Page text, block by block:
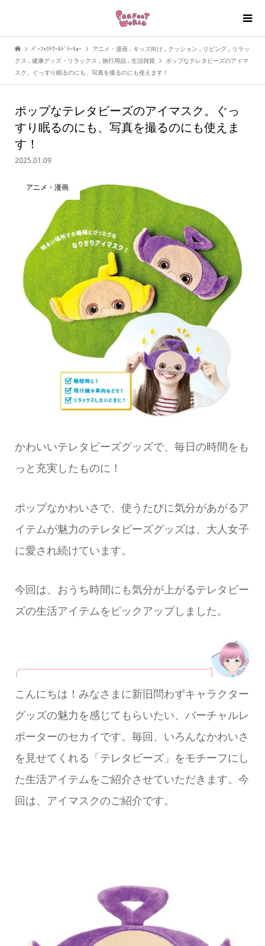
ﾊﾟｰﾌｪｸﾄﾜｰﾙﾄﾞﾄｰｷｮｰ アニメ・漫画 , キッズ向け , クッション , リビング , リラッ
クス , 健康グッズ・リラックス , 旅行用品 , 生活雑貨
ポップなテレタビーズのアイマ
スク。ぐっすり眠るのにも、写真を撮るのにも使えます！
ポップなテレタビーズのアイマスク。ぐっ
すり眠るのにも、写真を撮るのにも使えま
す！
2025.01.09
アニメ・漫画
かわいいテレタビーズグッズで、毎日の時間をも
っと充実したものに！
ポップなかわいさで、使うたびに気分があがるア
イテムが魅力のテレタビーズグッズは、大人女子
に愛され続けています。
今回は、おうち時間にも気分が上がるテレタビー
ズの生活アイテムをピックアップしました。
こんにちは！みなさまに新旧問わずキャラクター
グッズの魅力を感じてもらいたい、バーチャルレ
ポーターのセカイです。毎回、いろんなかわいさ
を見せてくれる「テレタビーズ」をモチーフにし
た生活アイテムをご紹介させていただきます。今
回は、アイマスクのご紹介です。